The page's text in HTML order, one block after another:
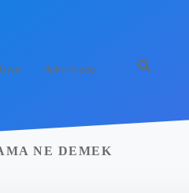
Hakkımızda
NE DEMEK